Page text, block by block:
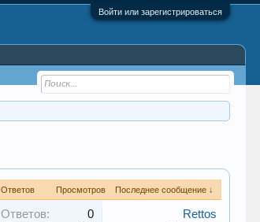
Войти или зарегистрироваться
Ответов Просмотров Последнее сообщение ↓
Ответов: 0 Rettos